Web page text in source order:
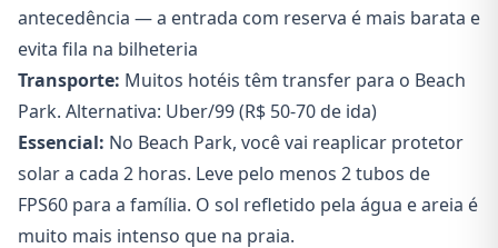
antecedência — a entrada com reserva é mais barata e
evita fila na bilheteria
Transporte: Muitos hotéis têm transfer para o Beach
Park. Alternativa: Uber/99 (R$ 50-70 de ida)
Essencial: No Beach Park, você vai reaplicar protetor
solar a cada 2 horas. Leve pelo menos 2 tubos de
FPS60 para a família. O sol refletido pela água e areia é
muito mais intenso que na praia.